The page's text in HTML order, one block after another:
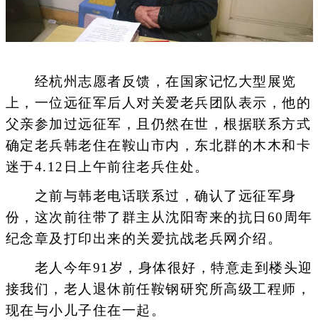
经杭州志愿者反馈，在国家记忆大型展览
上，一位远征军后人对关爱老兵团队表示，他的
父亲参加过远征军，且仍然在世，根据联系方式
确定老兵韩老住在鞍山市内，东北群的木木和卡
迷于4.12日上午前往老兵住处。
之前与韩老电话联系过，确认了远征军身
份，这次前往带了群主从沈阳寄来的抗日60周年
纪念章及打印出来的关爱抗战老兵网介绍。
老人今年91岁，身体很好，特意走到楼头迎
接我们，老人退休前任鞍钢研究所高级工程师，
现在与小儿子住在一起。